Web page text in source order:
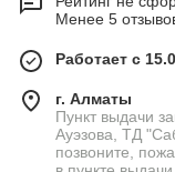
Менее 5
Работает с
г. Алматы
Пункт выдачи
Ауэзова, ТД
позвоните,